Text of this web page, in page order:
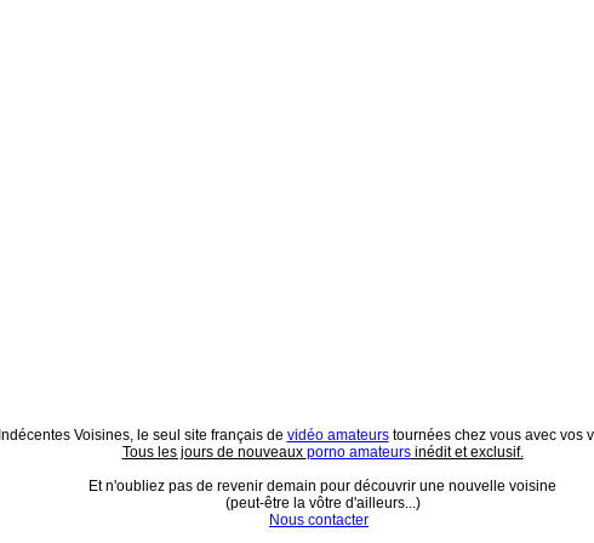
Indécentes Voisines, le seul site français de vidéo amateurstournées chez vous avec vos
Tous les jours de nouveaux porno amateursinédit et exclusif.
Et n'oubliez pas de revenir demain pour découvrir une nouvelle voisine
(peut-être la vôtre d'ailleurs...)
Nous contacter